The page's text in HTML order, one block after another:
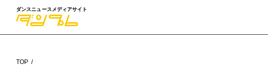
ダンスニュースメディアサイト
TOP